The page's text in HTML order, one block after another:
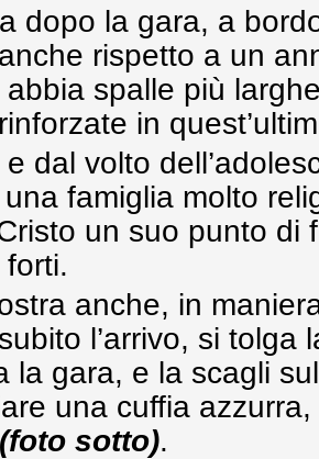
dopo la gara, a
rispetto a un
spalle più
in
dal volto
famiglia molto
un suo punto di
anche, in
l’arrivo, si tolga
la gara, e la scagli
una cuffia
(foto sotto).